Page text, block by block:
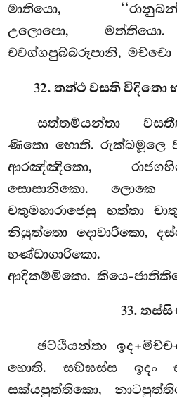
මාතියො,
උලොපො, මත්තියො.
චවග්ගපුබ්බරූපානි, මච්චො
32. තත්ථ වසති
සත්තම්යන්තා
ණිකො හොති. රුක්ඛමූලෙ
ආරඤ්ඤිකො,
සොසානිකො. ලොකෙ
චතුමහාරාජෙසු භත්තා
නියුත්තො දොවාරිකො,
භණ්ඩාගාරිකො.
ආදිකම්මිකො. කියෙ-
33.
ඡට්ඨියන්තා
හොති. සඞ්ඝස්ස ඉදං
සක්යපුත්තිකො,